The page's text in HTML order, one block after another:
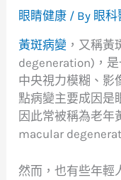
眼睛健康 / By 眼
黃斑病變 ，又稱
degeneration)，
中央視力模糊、影
點病變主要成因是
因此常被稱為老年
macular
然而，也有些年輕